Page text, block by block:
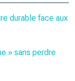
durable face aux
» sans perdre